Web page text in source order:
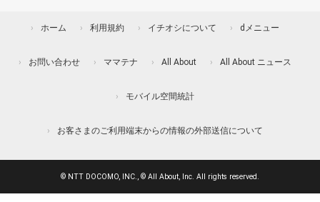
ホーム 利用規約 イチオシについて dメニュー
お問い合わせ ママテナ All About All About ニュース
モバイル空間統計
お客さまのご利用端末からの情報の外部送信について
© NTT DOCOMO, INC., © All About, Inc. All rights reserved.